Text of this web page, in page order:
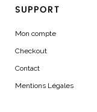
SUPPORT
Mon compte
Checkout
Contact
Mentions Légales